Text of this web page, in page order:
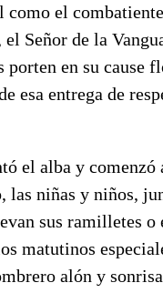
como el
Señor de la
porten en su
esa entrega de
el alba y
las niñas y niños,
sus ramilletes
matutinos
alón y